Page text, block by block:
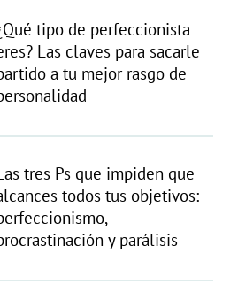
tipo de perfeccionista
Las claves para sacarle
a tu mejor rasgo de
tres Ps que impiden que
todos tus objetivos:
y parálisis